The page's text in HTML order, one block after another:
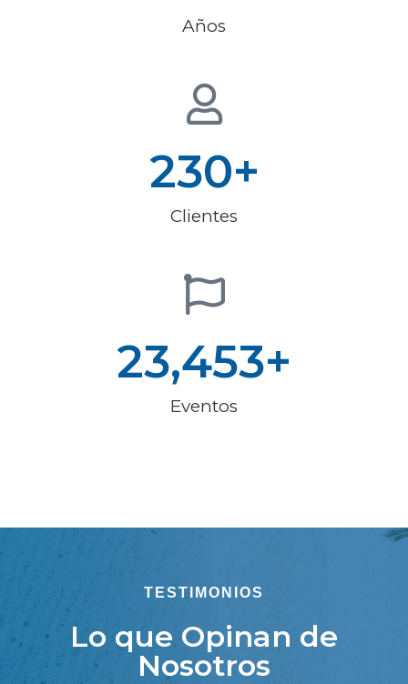
Años
230+
Clientes
23,453+
Eventos
TESTIMONIOS
Lo que Opinan de
Nosotros